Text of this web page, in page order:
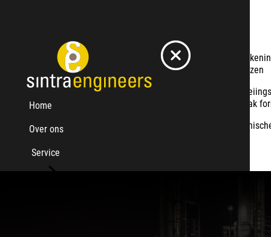
Home
Over
ons
Design by Analysis
Restlevensduur
compact flenzen
Kruip/
aan ammoniak
Home
Over ons
Service